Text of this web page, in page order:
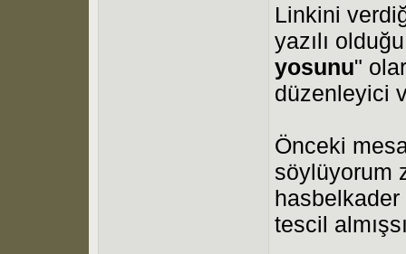
Linkini
yazılı
yosunu"
düzenleyici
Önceki
söylüyorum
hasbelkader
tescil